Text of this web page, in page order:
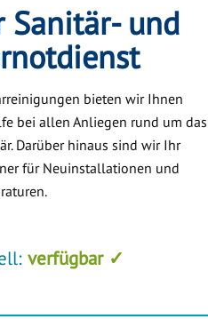
und
bieten wir Ihnen
bei allen Anliegen rund um das
Darüber hinaus sind wir Ihr
für Neuinstallationen und
verfügbar ✓